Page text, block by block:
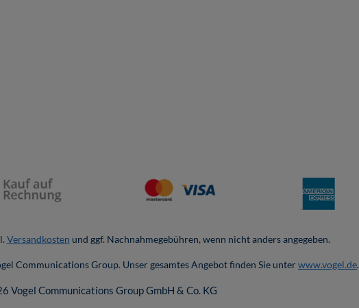
Versandkosten und ggf. Nachnahmegebühren, wenn nicht anders angegeben.
Communications Group. Unser gesamtes Angebot finden Sie unterwww.vogel.de.
Vogel Communications Group GmbH & Co. KG